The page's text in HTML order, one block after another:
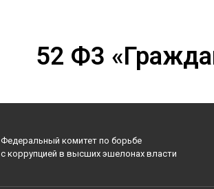
52 Ф3
Федеральный комитет по борьбе
с коррупцией в высших эшелонах власти